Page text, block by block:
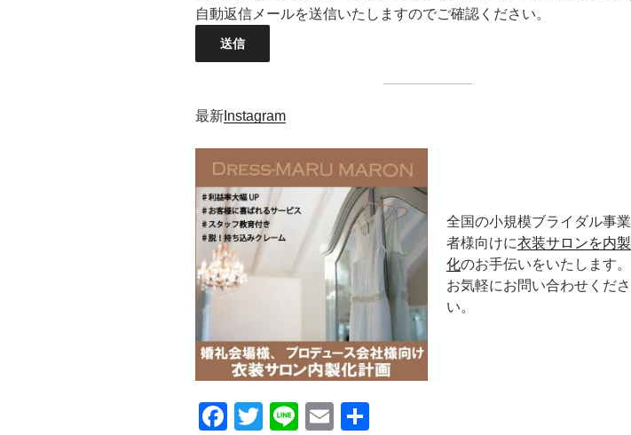
自動返信メールを送信いたしますのでご確認ください。
最新 Instagram
全国の小規模ブライダル事業
者様向けに衣装サロンを内製
化のお手伝いをいたします。
お気軽にお問い合わせくださ
い。
F
T
Li
E